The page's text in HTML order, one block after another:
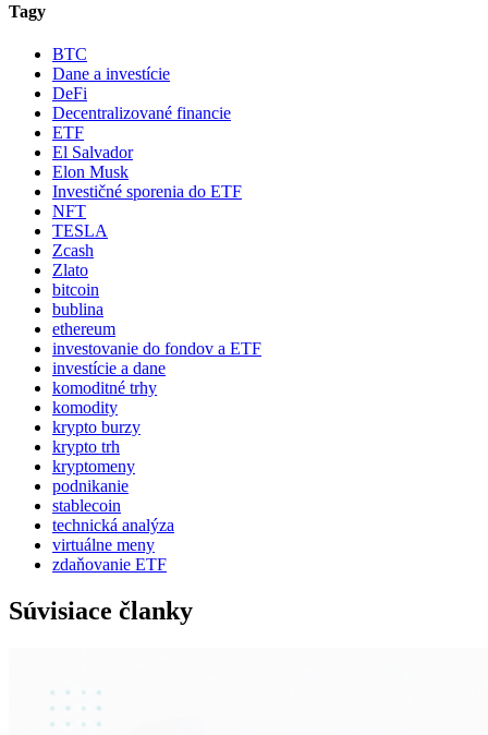
Tagy
BTC
Dane a investície
DeFi
Decentralizované financie
ETF
El Salvador
Elon Musk
Investičné sporenia do ETF
NFT
TESLA
Zcash
Zlato
bitcoin
bublina
ethereum
investovanie do fondov a ETF
investície a dane
komoditné trhy
komodity
krypto burzy
krypto trh
kryptomeny
podnikanie
stablecoin
technická analýza
virtuálne meny
zdaňovanie ETF
Súvisiace članky